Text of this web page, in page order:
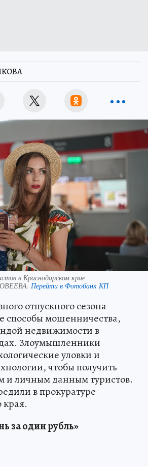
в Краснодарском крае
Перейти в Фотобанк КП
отпускного сезона
способы мошенничества,
недвижимости в
Злоумышленники
уловки и
чтобы получить
и личным данным туристов.
в прокуратуре
края.
за один рубль»